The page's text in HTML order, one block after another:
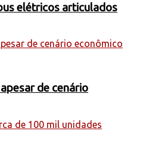
elétricos articulados
de cenário